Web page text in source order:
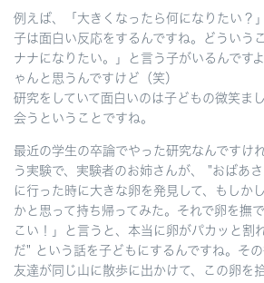
例えば、「大きくなったら何になりたい？
子は面白い反応をするんですね。どういう
ナナになりたい。」と言う子がいるんです
ゃんと思うんですけど（笑）
研究をしていて面白いのは子どもの微笑ま
会うということですね。
最近の学生の卒論でやった研究なんですけ
う実験で、実験者のお姉さんが、 "おばあ
に行った時に大きな卵を発見して、もしか
かと思って持ち帰ってみた。それで卵を撫
こい！」と言うと、本当に卵がパカッと割
だ" という話を子どもにするんですね。そ
友達が同じ山に散歩に出かけて、この卵を